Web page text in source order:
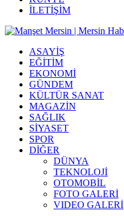
İLETİŞİM
ASAYİŞ
EĞİTİM
EKONOMİ
GÜNDEM
KÜLTÜR SANAT
MAGAZİN
SAĞLIK
SİYASET
SPOR
DİĞER
DÜNYA
TEKNOLOJİ
OTOMOBİL
FOTO GALERİ
VIDEO GALERİ